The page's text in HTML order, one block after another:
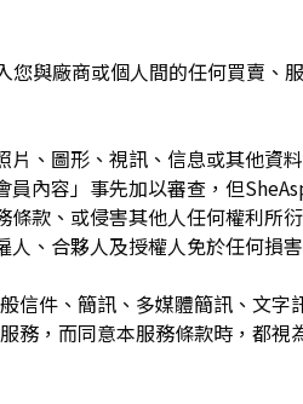
與廠商或個人間的任何買賣、
、圖形、視訊、信息或其他資料
內容」事先加以審查，但
款、或侵害其他人任何權利所
、合夥人及授權人免於任何損害
信件、簡訊、多媒體簡訊、文字
務，而同意本服務條款時，都視